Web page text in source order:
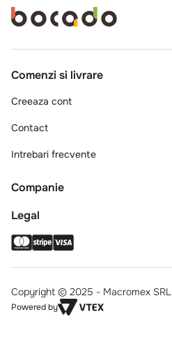
Comenzi si livrare
Creeaza cont
Contact
Intrebari frecvente
Companie
Legal
Copyright © 2025 - Macromex SRL
Powered by